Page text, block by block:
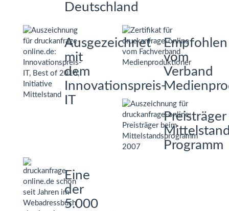
Deutschland
Ausgezeichnet
mit
dem
Innovationspreis-
IT
Empfohlen
vom
Verband
Preisträger
Programm
Eine
der
5.000